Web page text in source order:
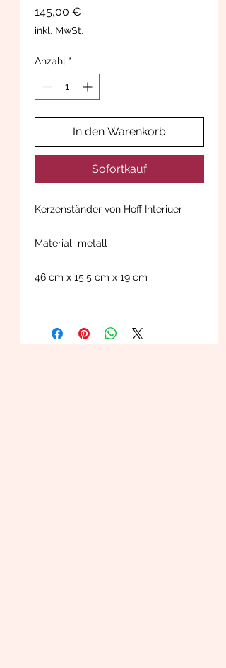
145,00 €
inkl. MwSt.
Anzahl *
In den Warenkorb
Sofortkauf
Kerzenständer von Hoff Interiuer
Material metall
46 cm x 15,5 cm x 19 cm